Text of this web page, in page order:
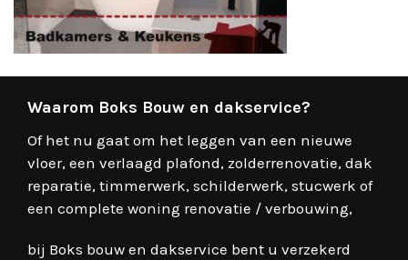
Waarom Boks Bouw en dakservice?
Of het nu gaat om het leggen van een nieuwe
vloer, een verlaagd plafond, zolderrenovatie, dak
reparatie, timmerwerk, schilderwerk, stucwerk of
een complete woning renovatie / verbouwing,
bij Boks bouw en dakservice bent u verzekerd